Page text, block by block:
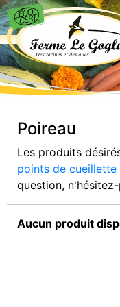
Poireau
Les produits
points de cueillette
question,
Aucun produit